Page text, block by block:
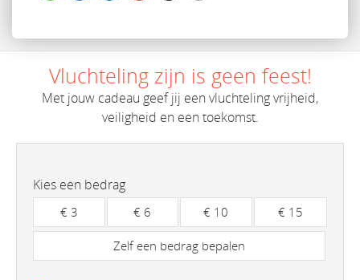
Vluchteling zijn is geen feest!
Met jouw cadeau geef jij een vluchteling vrijheid,
veiligheid en een toekomst.
Kies een bedrag
€ 3 € 6 € 10 € 15
Zelf een bedrag bepalen